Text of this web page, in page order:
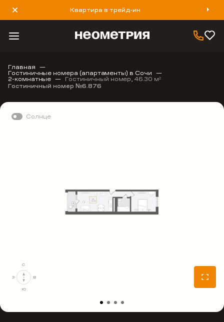
Квартира в трейд-ин
8 800 777 40 93
Главная
Гостиничные номера (апартаменты) в Сочи
2-комнатные Гостиничный номер, 46.30 м2
Гостиничный номер №6.876
Солнце
С
В
Ю
З